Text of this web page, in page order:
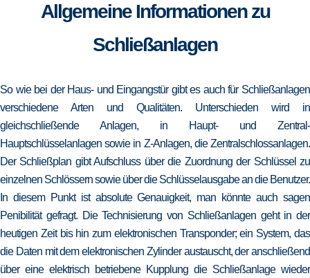
Allgemeine Informationen zu
Schließanlagen
So wie bei der Haus- und Eingangstür gibt es auch für Schließanlagen
verschiedene Arten und Qualitäten. Unterschieden wird in
gleichschließende Anlagen, in Haupt- und Zentral-
Hauptschlüsselanlagen sowie in Z-Anlagen, die Zentralschlossanlagen.
Der Schließplan gibt Aufschluss über die Zuordnung der Schlüssel zu
einzelnen Schlössern sowie über die Schlüsselausgabe an die Benutzer.
In diesem Punkt ist absolute Genauigkeit, man könnte auch sagen
Penibilität gefragt. Die Technisierung von Schließanlagen geht in der
heutigen Zeit bis hin zum elektronischen Transponder; ein System, das
die Daten mit dem elektronischen Zylinder austauscht, der anschließend
über eine elektrisch betriebene Kupplung die Schließanlage wieder